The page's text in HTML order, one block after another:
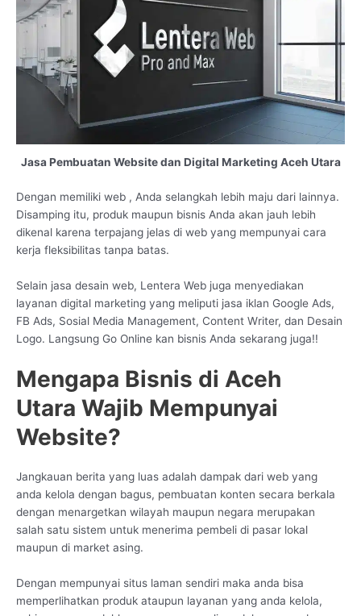
Jasa Pembuatan Website dan Digital Marketing Aceh Utara
Dengan memiliki web , Anda selangkah lebih maju dari lainnya.
Disamping itu, produk maupun bisnis Anda akan jauh lebih
dikenal karena terpajang jelas di web yang mempunyai cara
kerja fleksibilitas tanpa batas.
Selain jasa desain web, Lentera Web juga menyediakan
layanan digital marketing yang meliputi jasa iklan Google Ads,
FB Ads, Sosial Media Management, Content Writer, dan Desain
Logo. Langsung Go Online kan bisnis Anda sekarang juga!!
Mengapa Bisnis di Aceh
Utara Wajib Mempunyai
Website?
Jangkauan berita yang luas adalah dampak dari web yang
anda kelola dengan bagus, pembuatan konten secara berkala
dengan menargetkan wilayah maupun negara merupakan
salah satu sistem untuk menerima pembeli di pasar lokal
maupun di market asing.
Dengan mempunyai situs laman sendiri maka anda bisa
memperlihatkan produk ataupun layanan yang anda kelola,